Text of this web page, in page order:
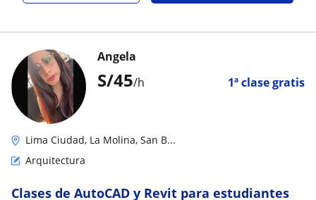
S/45/h 1ª clase gratis
Angela
Lima Ciudad, La Molina, San B...
Arquitectura
Clases de AutoCAD y Revit para estudiantes